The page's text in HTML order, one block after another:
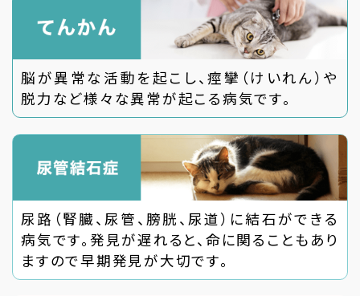
脳が異常な活動を起こし、痙攣（けいれん）や
脱力など様々な異常が起こる病気です。
尿路（腎臓、尿管、膀胱、尿道）に結石ができる
病気です。発見が遅れると、命に関ることもあり
ますので早期発見が大切です。